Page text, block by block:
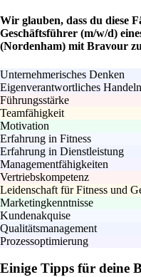
Wir glauben, dass du diese
Geschäftsführer (m/w/d)
(Nordenham) mit Bravour
Unternehmerisches Denken
Eigenverantwortliches Handeln
Führungsstärke
Teamfähigkeit
Motivation
Erfahrung in Fitness
Erfahrung in Dienstleistung
Managementfähigkeiten
Vertriebskompetenz
Leidenschaft für Fitness und
Marketingkenntnisse
Kundenakquise
Qualitätsmanagement
Prozessoptimierung
Einige Tipps für deine